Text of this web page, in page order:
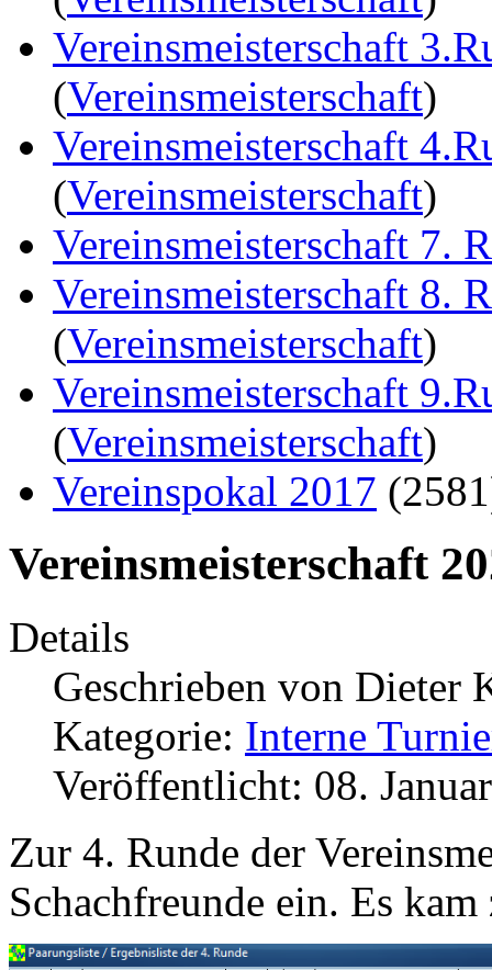
Vereinsmeisterschaft
(Vereinsmeisterschaft)
Vereinsmeisterschaft
(Vereinsmeisterschaft)
Vereinsmeisterschaft 7.
Vereinsmeisterschaft 8.
(Vereinsmeisterschaft)
Vereinsmeisterschaft
(Vereinsmeisterschaft)
Vereinspokal 2017
Vereinsmeisterschaft
Details
Geschrieben von Dieter
Kategorie: Interne
Veröffentlicht: 08.
Zur 4. Runde der
Schachfreunde ein. Es